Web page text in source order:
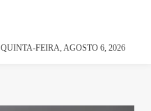
QUINTA-FEIRA, AGOSTO 6, 2026